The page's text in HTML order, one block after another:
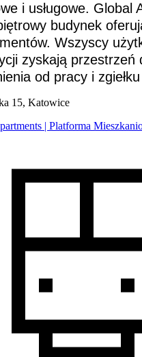
i usługowe. Global
budynek
Wszyscy
zyskają przestrzeń
od pracy i zgiełku
15, Katowice
| Platforma